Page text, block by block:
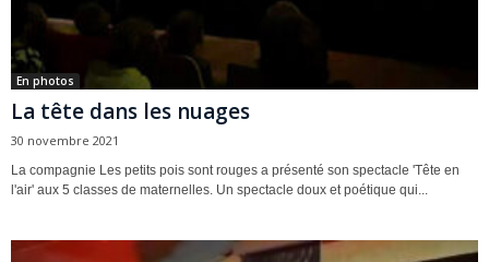
En photos
La tête dans les nuages
30 novembre 2021
La compagnie Les petits pois sont rouges a présenté son spectacle 'Tête en
l'air' aux 5 classes de maternelles. Un spectacle doux et poétique qui...